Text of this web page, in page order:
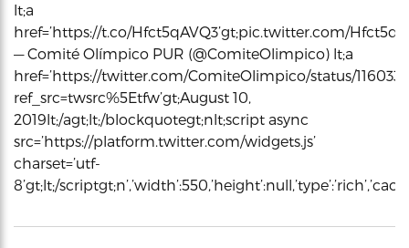
lt;a
href=’https://t.co/Hfct5qAVQ3’gt;pic.twitter.com/
— Comité Olímpico PUR (@ComiteOlimpico) lt;a
href=’https://twitter.com/ComiteOlimpico/status/
ref_src=twsrc%5Etfw’gt;August 10,
2019lt;/agt;lt;/blockquotegt;nlt;script async
src=’https://platform.twitter.com/widgets.js’
charset=’utf-
8’gt;lt;/